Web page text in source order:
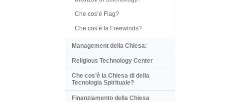
Che cos’è Flag?
Che cos’è la Freewinds?
Management della Chiesa:
Religious Technology Center
Che cos’è la Chiesa di della
Tecnologia Spirituale?
Finanziamento della Chiesa